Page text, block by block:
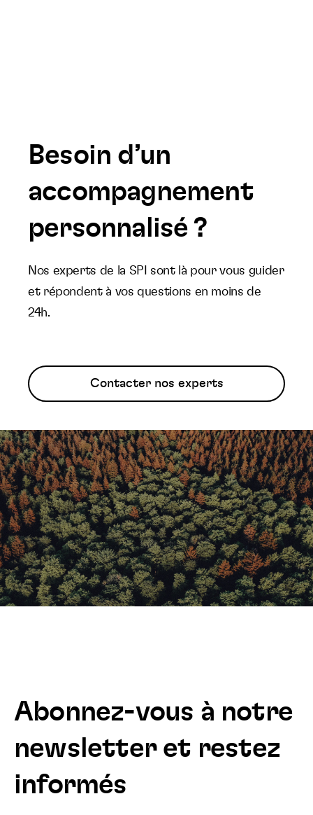
Besoin d’un
accompagnement
personnalisé ?
Nos experts de la SPI sont là pour vous guider
et répondent à vos questions en moins de
24h.
Contacter nos experts
Abonnez-vous à notre
newsletter et restez
informés